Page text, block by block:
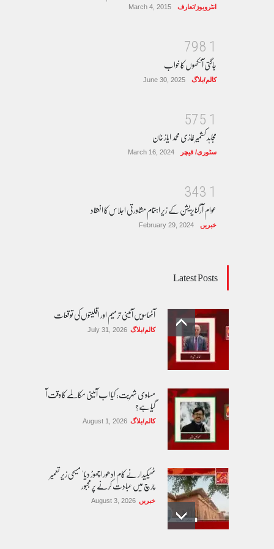
انٹرویوز/تعارف March 4, 2015
1
8
9
7
جاگتی آنکھوں کا خواب
کالم/بلاگ June 30, 2025
1
5
7
5
مجاہد کشمیر غازی محمد ایاز خان
سٹوری/ فیچر March 16, 2024
1
3
4
3
عوام آرگنایزیشن کے زیر اہتمام مشاورتی اجلاس کا انعقاد
خبریں February 29, 2024
Latest Posts
آٹھاسویں آئینی ترمیم اور اقلیتوں کی توقعات
کالم/بلاگ July 31, 2026
مساوی شہریت: کیا اب آئینی مکالمے کا وقت آ
گیا ہے؟
کالم/بلاگ August 1, 2026
ٹھیکیدار نے کام ادھورا چھوڑ دیا ' مسیحی زیر تعمیر
چرچ میں عبادت کرنے پر مجبور
خبریں August 3, 2026